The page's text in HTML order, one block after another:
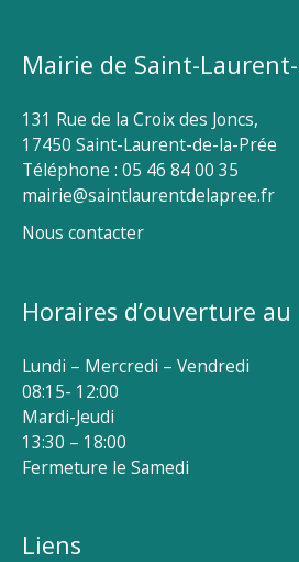
Mairie de Saint-
131 Rue de la Croix des Joncs,
17450 Saint-Laurent-de-la-Prée
Téléphone : 05 46 84 00 35
mairie@saintlaurentdelapree.fr
Nous contacter
Horaires d’ouverture
Lundi – Mercredi – Vendredi
08:15- 12:00
Mardi-Jeudi
13:30 – 18:00
Fermeture le Samedi
Liens